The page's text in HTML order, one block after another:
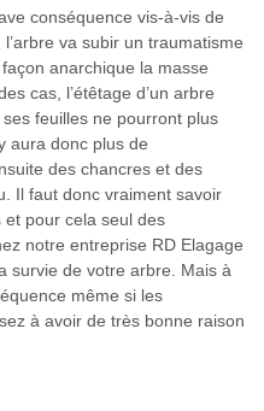
conséquence vis-à-vis de
va subir un traumatisme
anarchique la masse
cas, l’étêtage d’un arbre
feuilles ne pourront plus
aura donc plus de
des chancres et des
Il faut donc vraiment savoir
et pour cela seul des
notre entreprise RD Elagage
survie de votre arbre. Mais à
même si les
à avoir de très bonne raison